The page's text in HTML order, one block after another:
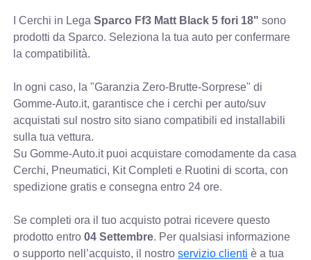
I Cerchi in LegaSparco Ff3 Matt Black 5 fori 18" sono
prodotti da Sparco. Seleziona la tua auto per confermare
la compatibilità.
In ogni caso, la "Garanzia Zero-Brutte-Sorprese" di
Gomme-Auto.it, garantisce che i cerchi per auto/suv
acquistati sul nostro sito siano compatibili ed installabili
sulla tua vettura.
Su Gomme-Auto.it puoi acquistare comodamente da casa
Cerchi, Pneumatici, Kit Completi e Ruotini di scorta, con
spedizione gratis e consegna entro 24 ore.
Se completi ora il tuo acquisto potrai ricevere questo
prodotto entro04 Settembre. Per qualsiasi informazione
o supporto nell’acquisto, il nostroservizio clienti è a tua